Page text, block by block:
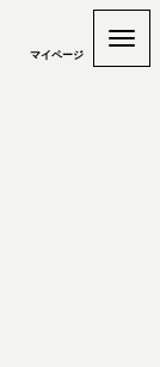
マイページ